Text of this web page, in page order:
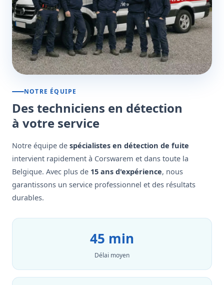
NOTRE ÉQUIPE
Des techniciens en détection
à votre service
Notre équipe de spécialistes en détection de fuite
intervient rapidement à Corswarem et dans toute la
Belgique. Avec plus de 15 ans d'expérience, nous
garantissons un service professionnel et des résultats
durables.
45 min
Délai moyen